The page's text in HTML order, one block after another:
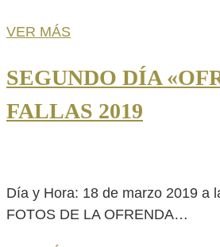
VER MÁS
SEGUNDO DÍA
FALLAS 2019
Día y Hora: 18 de marzo 2019 a
FOTOS DE LA OFRENDA…